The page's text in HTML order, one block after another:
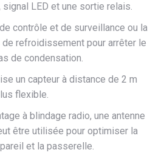
LED et une sortie relais.
contrôle et de surveillance ou la
de refroidissement pour arrêter le
de condensation.
un capteur à distance de 2 m
flexible.
à blindage radio, une antenne
être utilisée pour optimiser la
et la passerelle.